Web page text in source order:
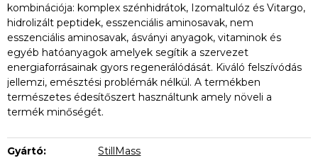
kombinációja: komplex szénhidrátok, Izomaltulóz és Vitargo,
hidrolizált peptidek, esszenciális aminosavak, nem
esszenciális aminosavak, ásványi anyagok, vitaminok és
egyéb hatóanyagok amelyek segítik a szervezet
energiaforrásainak gyors regenerálódását. Kiváló felszívódás
jellemzi, emésztési problémák nélkül. A termékben
természetes édesítőszert használtunk amely növeli a
termék minőségét.
Gyártó: StillMass